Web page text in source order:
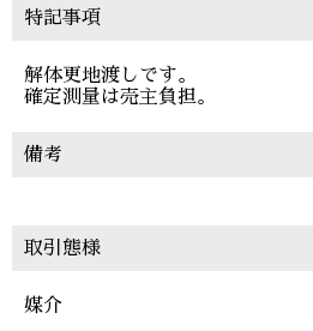
特記事項
解体更地渡しです。
確定測量は売主負担。
備考
取引態様
媒介